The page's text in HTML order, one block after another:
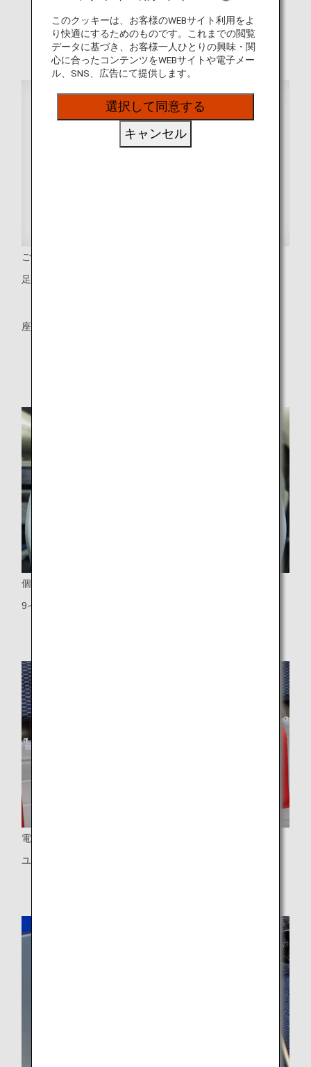
* 画像はイメージです。
ご利用座席
足下に余裕のある31インチ*1 のシートピッチ。
座席幅（約17.2インチ、約43.7センチ）*2
個人用シートモニター
9インチタッチパネル式液晶モニター
電源ポート
ユニバーサルタイプのPC電源
このクッキーは、お客様のWEBサイト利用をよ
り快適にするためのものです。これまでの閲覧
データに基づき、お客様一人ひとりの興味・関
心に合ったコンテンツをWEBサイトや電子メー
ル、SNS、広告にて提供します。
選択して同意する
キャンセル